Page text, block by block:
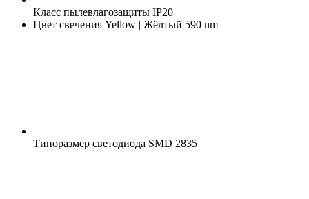
Класс пылевлагозащиты IP20
Цвет свечения Yellow | Жёлтый 590 nm
Типоразмер светодиода SMD 2835